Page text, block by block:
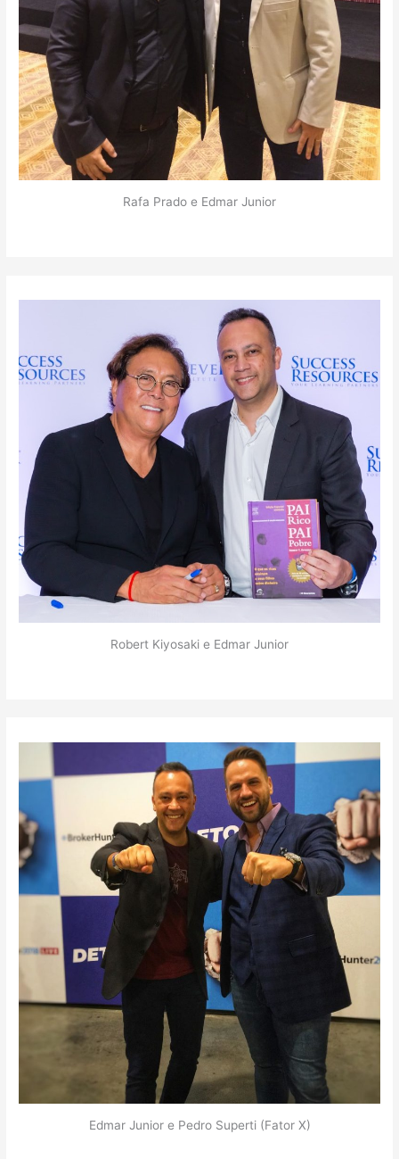
Rafa Prado e Edmar Junior
Robert Kiyosaki e Edmar Junior
Edmar Junior e Pedro Superti (Fator X)